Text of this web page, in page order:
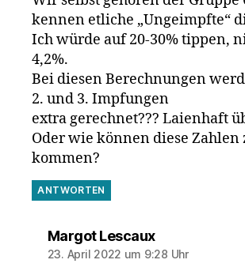
kennen etliche „Ungeimpfte“
Ich würde auf 20-30% tippen,
4,2%.
Bei diesen Berechnungen
2. und 3. Impfungen
extra gerechnet??? Laienhaft
Oder wie können diese Zahlen
kommen?
ANTWORTEN
Margot Lescauxsagt:
23. April 2022 um 9:28 Uhr